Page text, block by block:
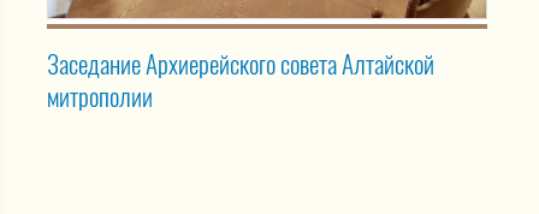
Заседание Архиерейского совета Алтайской
митрополии